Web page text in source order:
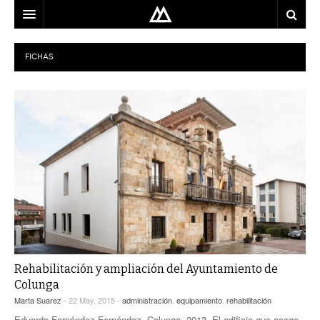
ARQUITECTO
LOCALIZACIÓN
EQUIPO
CONTACTO
FICHAS
Rehabilitación y ampliación del Ayuntamiento de
Colunga
Marta Suarez - 22 May, 2015 - administración equipamiento rehabilitación